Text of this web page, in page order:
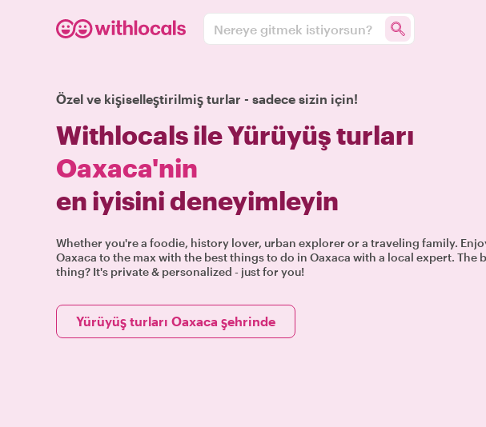
Nereye gitmek istiyorsun?
Özel ve kişiselleştirilmiş turlar - sadece sizin için!
Withlocals ile Yürüyüş turları
Oaxaca'nin
en iyisini deneyimleyin
Whether you're a foodie, history lover, urban explorer or a traveling family.
Oaxaca to the max with the best things to do in Oaxaca with a local expert. The
thing? It's private & personalized - just for you!
Yürüyüş turları Oaxaca şehrinde